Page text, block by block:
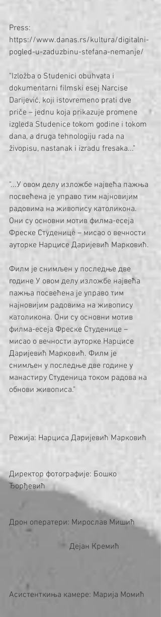
Press:
https://www.danas.rs/kultura/digitalni-
pogled-u-zaduzbinu-stefana-nemanje/
"Izložba o Studenici obuhvata i
dokumentarni filmski esej Narcise
Darijević, koji istovremeno prati dve
priče – jednu koja prikazuje promene
izgleda Studenice tokom godine i tokom
dana, a druga tehnologiju rada na
živopisu, nastanak i izradu fresaka..."
"...У овом делу изложбе највећа пажња
посвећена је управо тим најновијим
радовима на живопису католикона.
Они су основни мотив филма-есеја
Фреске Студенице – мисао о вечности
ауторке Нарцисе Даријевић Марковић.
Филм је снимљен у последње две
године У овом делу изложбе највећа
пажња посвећена је управо тим
најновијим радовима на живопису
католикона. Они су основни мотив
филма-есеја Фреске Студенице –
мисао о вечности ауторке Нарцисе
Даријевић Марковић. Филм је
снимљен у последње две године у
манастиру Студеница током радова на
обнови живописа."
Режија: Нарциса Даријевић Марковић
Директор фотографије: Бошко
Ђорђевић
Дрон оператери: Мирослав Мишић
                              Дејан Кремић
Асистенткиња камере: Марија Момић